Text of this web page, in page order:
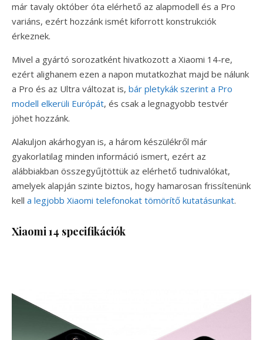
már tavaly október óta elérhető az alapmodell és a Pro
variáns, ezért hozzánk ismét kiforrott konstrukciók
érkeznek.
Mivel a gyártó sorozatként hivatkozott a Xiaomi 14-re,
ezért alighanem ezen a napon mutatkozhat majd be nálunk
a Pro és az Ultra változat is, bár pletykák szerint a Pro
modell elkerüli Európát, és csak a legnagyobb testvér
jöhet hozzánk.
Alakuljon akárhogyan is, a három készülékről már
gyakorlatilag minden információ ismert, ezért az
alábbiakban összegyűjtöttük az elérhető tudnivalókat,
amelyek alapján szinte biztos, hogy hamarosan frissítenünk
kell a legjobb Xiaomi telefonokat tömörítő kutatásunkat.
Xiaomi 14 specifikációk